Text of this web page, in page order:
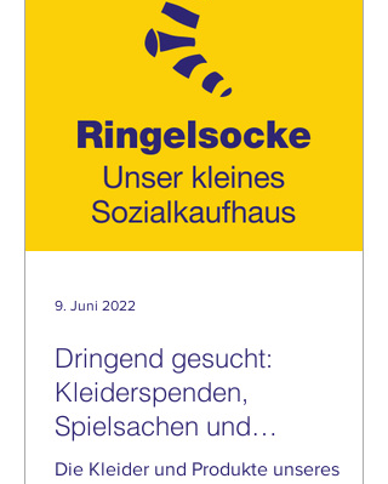
Dringend gesucht:
Kleiderspenden,
Spielsachen und
Haushaltswaren
Die Kleider und Produkte unseres
9. Juni 2022